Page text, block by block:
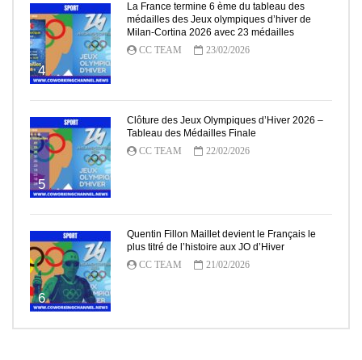
4
La France termine 6 ème du tableau des
médailles des Jeux olympiques d’hiver de
Milan-Cortina 2026 avec 23 médailles
CC TEAM
23/02/2026
5
Clôture des Jeux Olympiques d’Hiver 2026 –
Tableau des Médailles Finale
CC TEAM
22/02/2026
6
Quentin Fillon Maillet devient le Français le
plus titré de l’histoire aux JO d’Hiver
CC TEAM
21/02/2026